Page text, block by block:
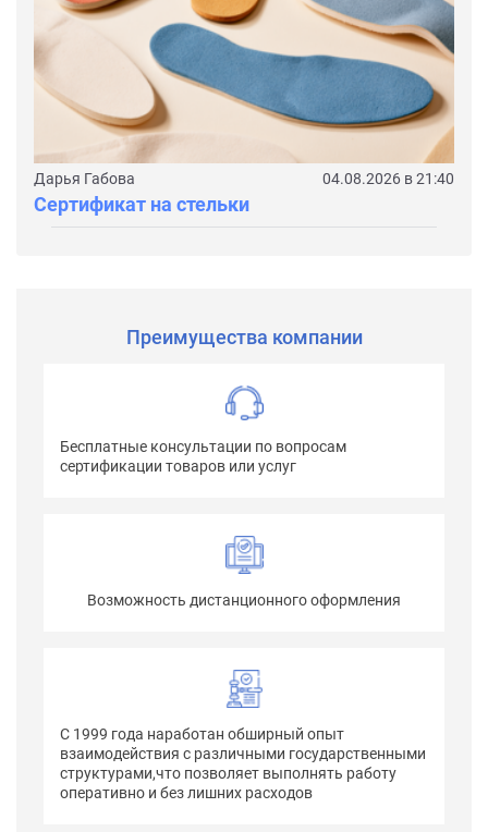
Дарья Габова 04.08.2026 в 21:40
Сертификат на стельки
Преимущества компании
Бесплатные консультации по вопросам
сертификации товаров или услуг
Возможность дистанционного оформления
С 1999 года наработан обширный опыт
взаимодействия с различными государственными
структурами,что позволяет выполнять работу
оперативно и без лишних расходов